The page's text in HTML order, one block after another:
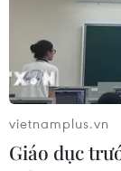
vietnamplus.vn
Giáo dục